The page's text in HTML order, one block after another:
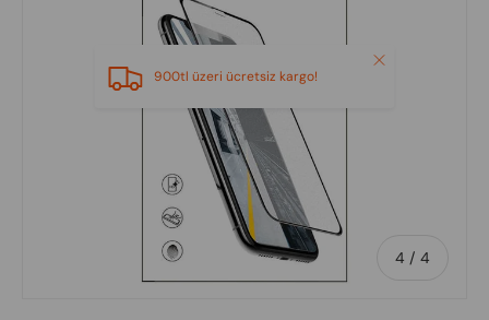
4 / of
4
900tl üzeri ücretsiz kargo!
Close